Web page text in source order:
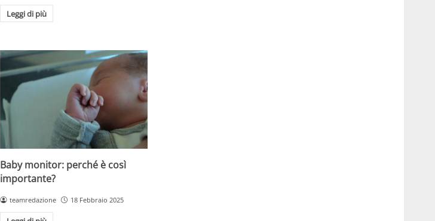
Leggi di più
Baby monitor: perché è così
importante?
teamredazione 18 Febbraio 2025